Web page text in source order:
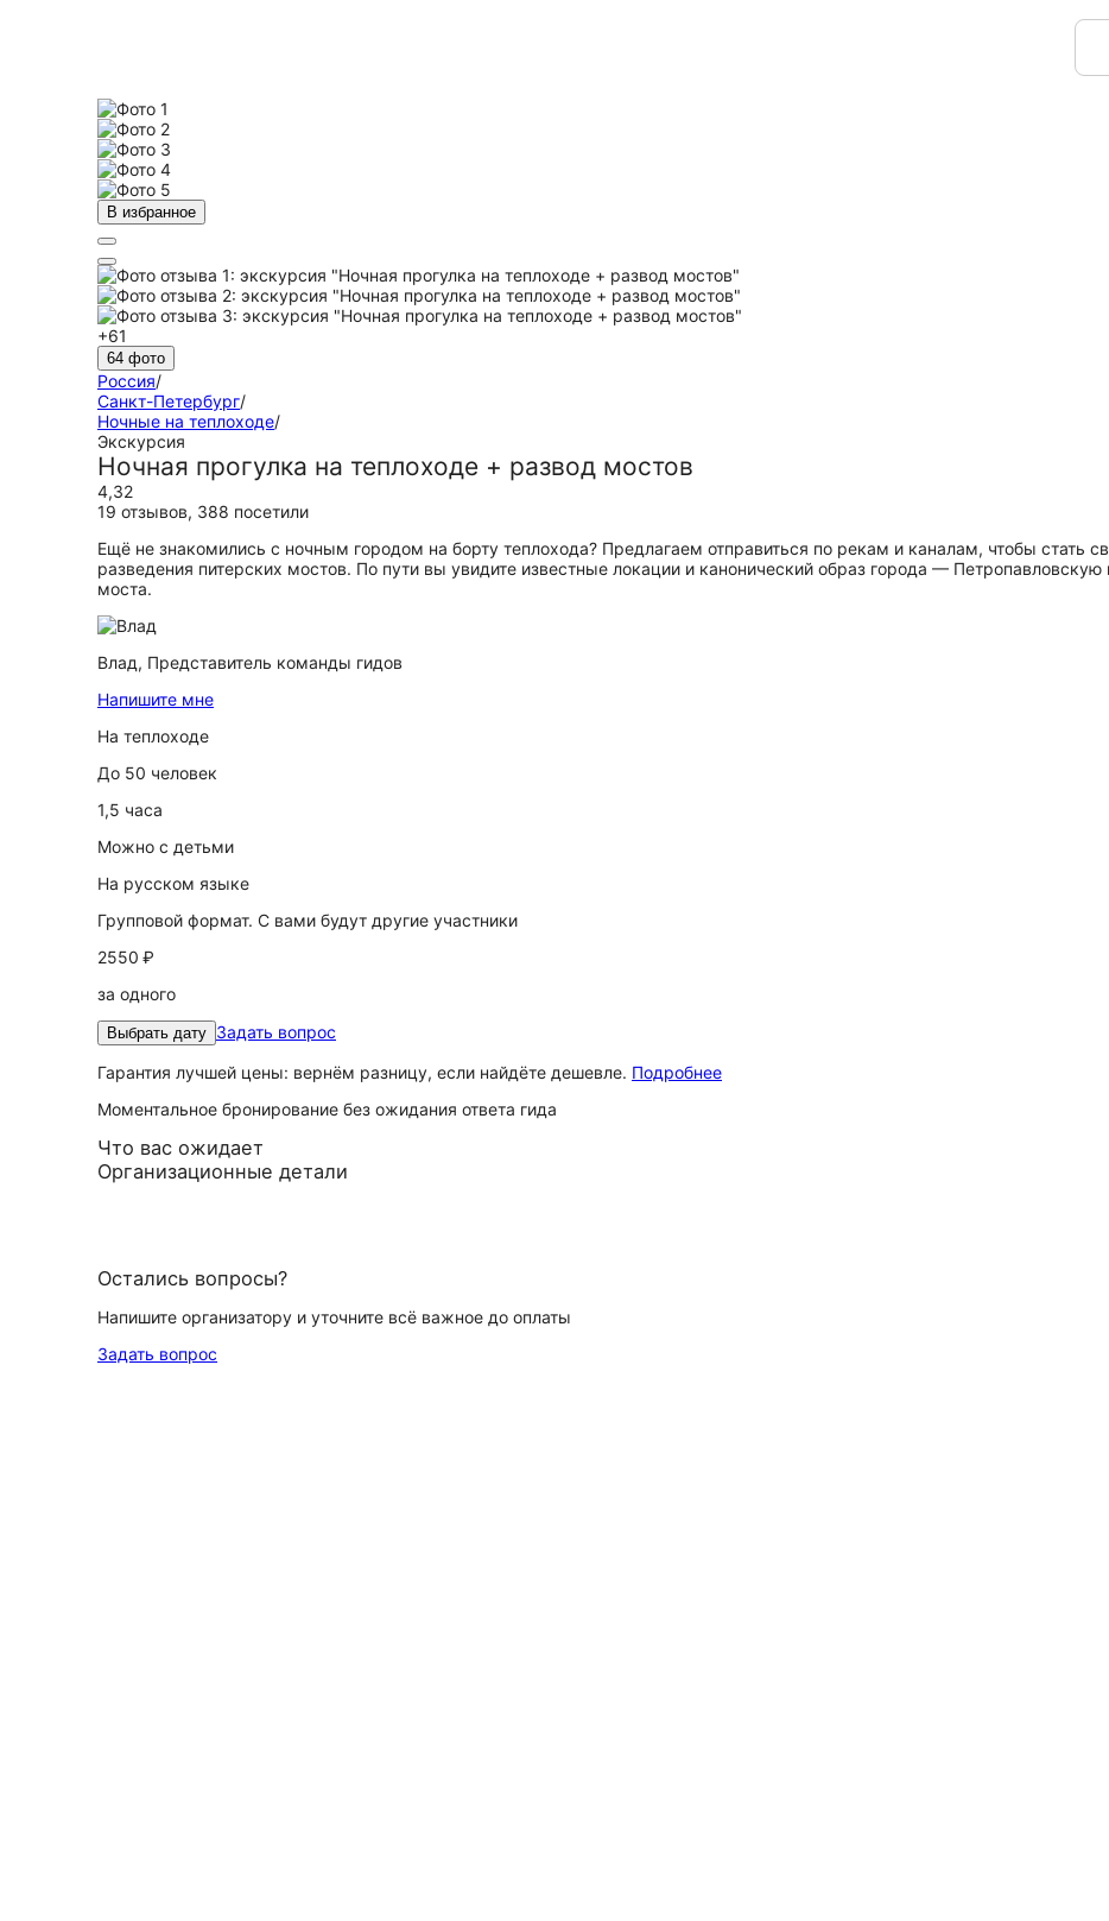
В избранное
+61
64 фото
Россия/
Санкт-Петербург/
Ночные на теплоходе/
Экскурсия
Ночная прогулка на теплоходе + развод мостов
4,32
19 отзывов, 388 посетили
Ещё не знакомились с ночным городом на борту теплохода? Предлагаем отправиться по рекам и каналам, чтобы стать
разведения питерских мостов. По пути вы увидите известные локации и канонический образ города —
моста.
Влад, Представитель команды гидов
Напишите мне
На теплоходе
До 50 человек
1,5 часа
Можно с детьми
На русском языке
Групповой формат. С вами будут другие участники
2550 ₽
за одного
Выбрать дату Задать вопрос
Гарантия лучшей цены: вернём разницу, если найдёте дешевле. Подробнее
Моментальное бронирование без ожидания ответа гида
Что вас ожидает
Организационные детали
Остались вопросы?
Напишите организатору и уточните всё важное до оплаты
Задать вопрос